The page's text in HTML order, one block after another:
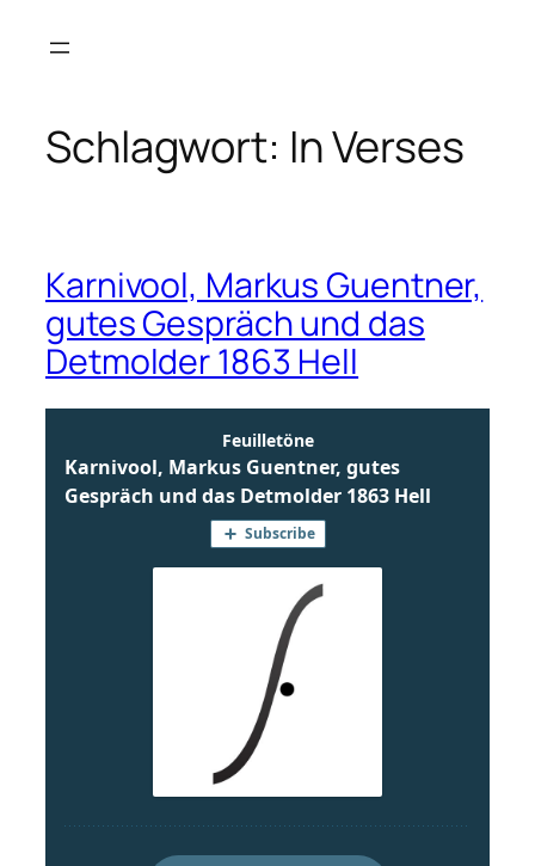
Inhalt
Schlagwort: In Verses
Karnivool, Markus Guentner,
gutes Gespräch und das
Detmolder 1863 Hell